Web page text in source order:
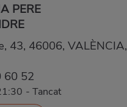
PERE
43, 46006, VALÈNCIA,
60 52
- Tancat